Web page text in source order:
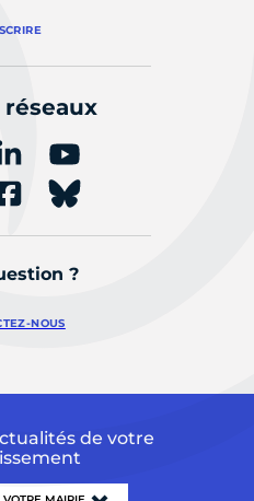
réseaux
?
NOUS
de votre